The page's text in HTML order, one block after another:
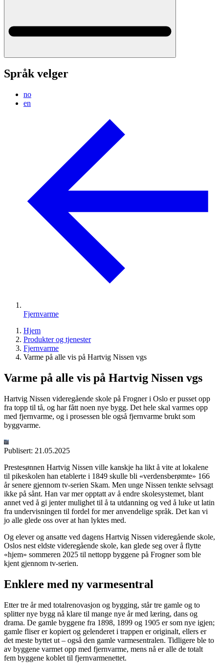
Språk velger
no
en
Fjernvarme
Hjem
Produkter og tjenester
Fjernvarme
Varme på alle vis på Hartvig Nissen vgs
Varme på alle vis på Hartvig Nissen vgs
Hartvig Nissen videregående skole på Frogner i Oslo er pusset opp
fra topp til tå, og har fått noen nye bygg. Det hele skal varmes opp
med fjernvarme, og i prosessen ble også fjernvarme brukt som
byggvarme.
Publisert: 21.05.2025
Prestesønnen Hartvig Nissen ville kanskje ha likt å vite at lokalene
til pikeskolen han etablerte i 1849 skulle bli «verdensberømte» 166
år senere gjennom tv-serien Skam. Men unge Nissen tenkte selvsagt
ikke på sånt. Han var mer opptatt av å endre skolesystemet, blant
annet ved å gi jenter mulighet til å ta utdanning og ved å luke ut latin
fra undervisningen til fordel for mer anvendelige språk. Det kan vi
jo alle glede oss over at han lyktes med.
Og elever og ansatte ved dagens Hartvig Nissen videregående skole,
Oslos nest eldste videregående skole, kan glede seg over å flytte
«hjem» sommeren 2025 til nettopp byggene på Frogner som ble
kjent gjennom tv-serien.
Enklere med ny varmesentral
Etter tre år med totalrenovasjon og bygging, står tre gamle og to
splitter nye bygg nå klare til mange nye år med læring, dans og
drama. De gamle byggene fra 1898, 1899 og 1905 er som nye igjen;
gamle fliser er kopiert og gelenderet i trappen er originalt, ellers er
det meste byttet ut – også den gamle varmesentralen. Tidligere ble to
av byggene varmet opp med fjernvarme, mens nå er alle de totalt
fem byggene koblet til fjernvarmenettet.